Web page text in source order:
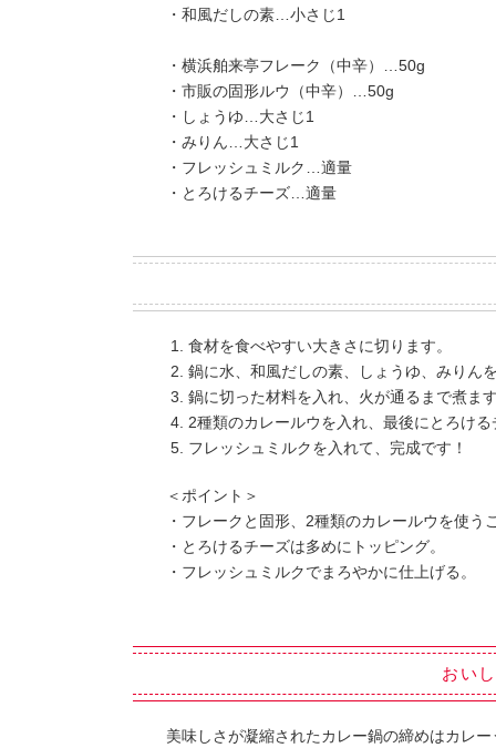
・和風だしの素…小さじ1
・横浜舶来亭フレーク（中辛）…50g
・市販の固形ルウ（中辛）…50g
・しょうゆ…大さじ1
・みりん…大さじ1
・フレッシュミルク…適量
・とろけるチーズ…適量
食材を食べやすい大きさに切ります。
鍋に水、和風だしの素、しょうゆ、みりん
鍋に切った材料を入れ、火が通るまで煮ま
2種類のカレールウを入れ、最後にとろけ
フレッシュミルクを入れて、完成です！
＜ポイント＞
・フレークと固形、2種類のカレールウを使う
・とろけるチーズは多めにトッピング。
・フレッシュミルクでまろやかに仕上げる。
おい
美味しさが凝縮されたカレー鍋の締めはカレ